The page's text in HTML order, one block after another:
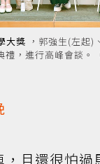
大獎 ，郭強生(左起)
，進行高峰會談。
且還很怕過